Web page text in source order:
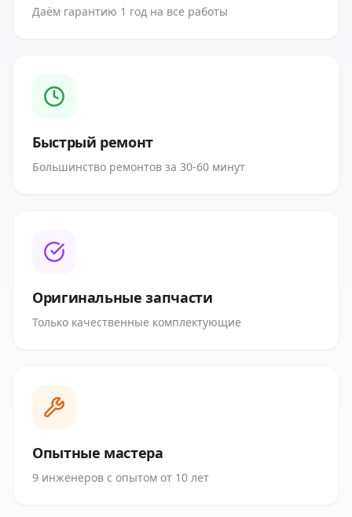
Даём гарантию 1 год на все работы
Быстрый ремонт
Большинство ремонтов за 30-60 минут
Оригинальные запчасти
Только качественные комплектующие
Опытные мастера
9 инженеров с опытом от 10 лет